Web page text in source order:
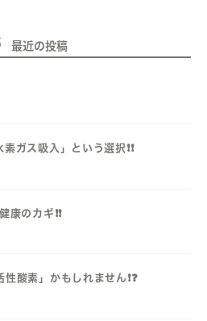
最近の投稿
ガス吸入」という選択❗️❗️
のカギ❗️❗️
酸素」かもしれません❗️❓️